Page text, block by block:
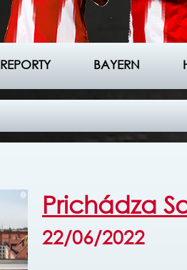
REPORTY BAYERN
Prichádza
22/06/2022